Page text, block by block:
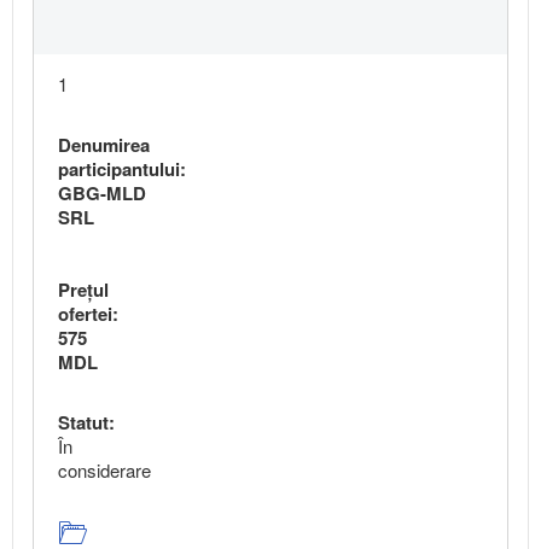
1
Denumirea
participantului:
GBG-MLD
SRL
Preţul
ofertei:
575
MDL
Statut:
În
considerare